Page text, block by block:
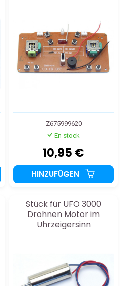
Z675999620
En stock
10,95 €
HINZUFÜGEN
Stück für UFO 3000
Drohnen Motor im
Uhrzeigersinn